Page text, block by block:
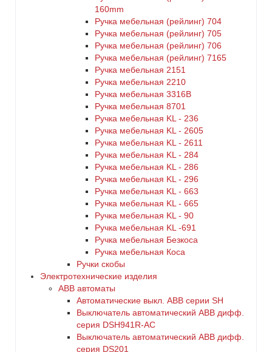
160mm
Ручка мебельная (рейлинг) 704
Ручка мебельная (рейлинг) 705
Ручка мебельная (рейлинг) 706
Ручка мебельная (рейлинг) 7165
Ручка мебельная 2151
Ручка мебельная 2210
Ручка мебельная 3316B
Ручка мебельная 8701
Ручка мебельная KL - 236
Ручка мебельная KL - 2605
Ручка мебельная KL - 2611
Ручка мебельная KL - 284
Ручка мебельная KL - 286
Ручка мебельная KL - 296
Ручка мебельная KL - 663
Ручка мебельная KL - 665
Ручка мебельная KL - 90
Ручка мебельная KL -691
Ручка мебельная Безкоса
Ручка мебельная Коса
Ручки скобы
Электротехнические изделия
ABB автоматы
Автоматические выкл. ABB серии SH
Выключатель автоматический ABB дифф.
серия DSH941R-AC
Выключатель автоматический АВВ дифф.
серия DS201